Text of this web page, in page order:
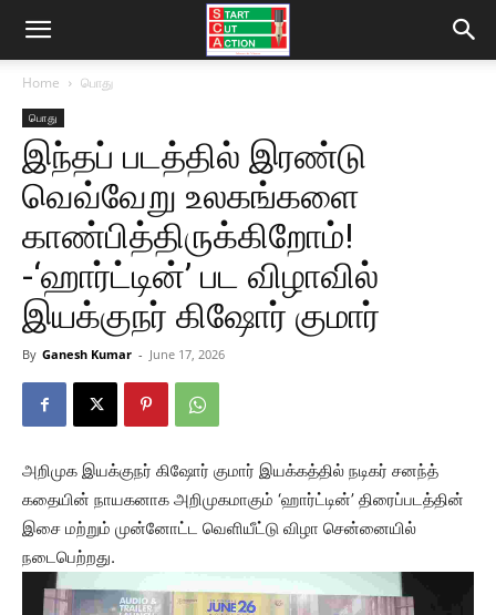
Home பொது
பொது
இந்தப் படத்தில் இரண்டு
வெவ்வேறு உலகங்களை
காண்பித்திருக்கிறோம்!
-‘ஹார்ட்டின்’ பட விழாவில்
இயக்குநர் கிஷோர் குமார்
By Ganesh Kumar - June 17, 2026
அறிமுக இயக்குநர் கிஷோர் குமார் இயக்கத்தில் நடிகர் சனந்த்
கதையின் நாயகனாக அறிமுகமாகும் ‘ஹார்ட்டின்’ திரைப்படத்தின்
இசை மற்றும் முன்னோட்ட வெளியீட்டு விழா சென்னையில்
நடைபெற்றது.